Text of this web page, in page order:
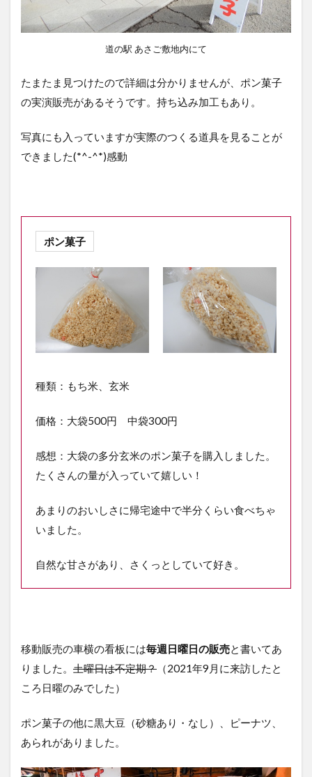
道の駅 あさご敷地内にて
たまたま見つけたので詳細は分かりませんが、ポン菓子
の実演販売があるそうです。持ち込み加工もあり。
写真にも入っていますが実際のつくる道具を見ることが
できました(*^-^*)感動
ポン菓子
種類：もち米、玄米
価格：大袋500円 中袋300円
感想：大袋の多分玄米のポン菓子を購入しました。
たくさんの量が入っていて嬉しい！
あまりのおいしさに帰宅途中で半分くらい食べちゃ
いました。
自然な甘さがあり、さくっとしていて好き。
移動販売の車横の看板には毎週日曜日の販売と書いてあ
りました。 土曜日は不定期？ （2021年9月に来訪したと
ころ日曜のみでした）
ポン菓子の他に黒大豆（砂糖あり・なし）、ピーナツ、
あられがありました。